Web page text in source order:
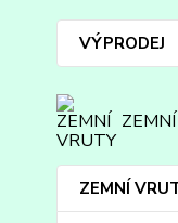
VÝPRODEJ
ZEMNÍ